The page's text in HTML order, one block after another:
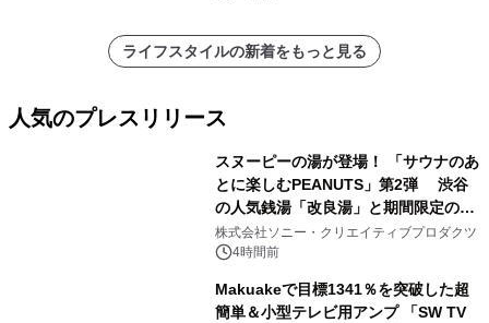
ライフスタイルの新着をもっと見る
人気のプレスリリース
スヌーピーの湯が登場！ 「サウナのあ
とに楽しむPEANUTS」第2弾 渋谷
の人気銭湯「改良湯」と期間限定のコ
ラボレーション サウナイキタイコラ
ボグッズも発売決定！
株式会社ソニー・クリエイティブプロダクツ
4時間前
Makuakeで目標1341％を突破した超
簡単＆小型テレビ用アンプ 「SW TV